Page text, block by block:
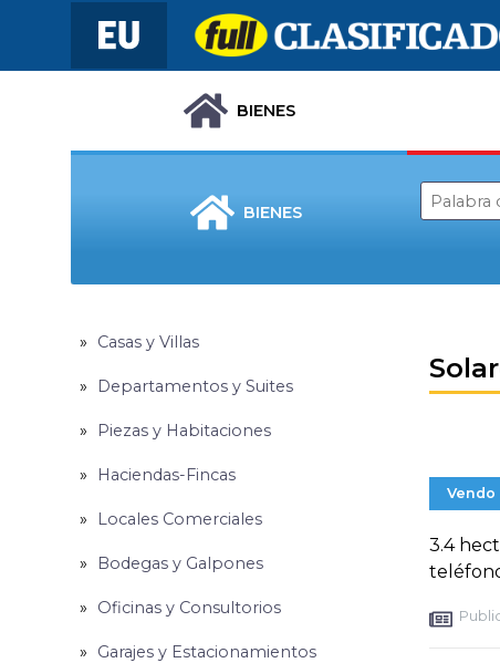
BIENES
BIENES
Casas y Villas
Departamentos y Suites
Piezas y Habitaciones
Haciendas-Fincas
Locales Comerciales
Bodegas y Galpones
Oficinas y Consultorios
Garajes y Estacionamientos
Vendo
3.4